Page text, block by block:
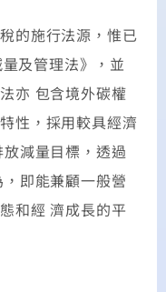
的施行法源，惟已
及管理法》，並
亦 包含境外碳權
性，採用較具經濟
減量目標，透過
即能兼顧一般營
和經 濟成長的平